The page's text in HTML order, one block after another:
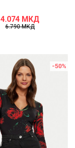
4.074 МКД
6.790МКД
-50%